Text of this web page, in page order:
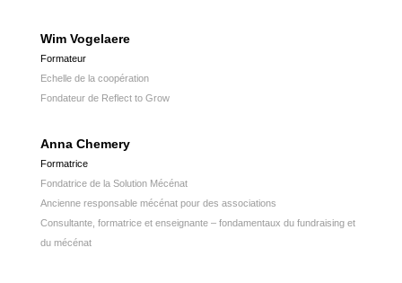
Wim Vogelaere
Formateur
Echelle de la coopération
Fondateur de Reflect to Grow
Anna Chemery
Formatrice
Fondatrice de la Solution Mécénat
Ancienne responsable mécénat pour des associations
Consultante, formatrice et enseignante – fondamentaux du fundraising et
du mécénat